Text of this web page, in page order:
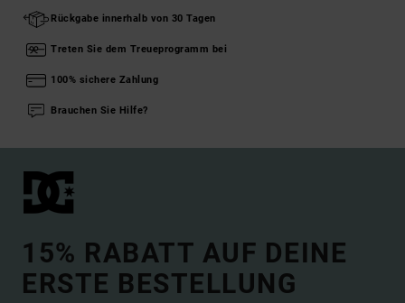
Rückgabe innerhalb von 30 Tagen
Treten Sie dem Treueprogramm bei
100% sichere Zahlung
Brauchen Sie Hilfe?
15% RABATT AUF DEINE
ERSTE BESTELLUNG